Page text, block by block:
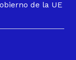
de la UE